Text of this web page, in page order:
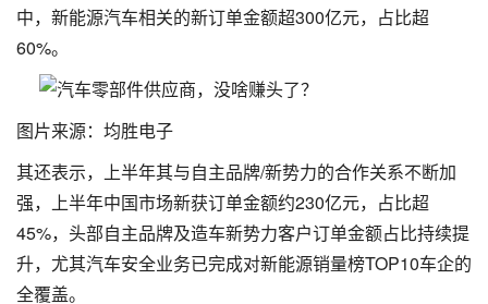
中，新能源汽车相关的新订单金额超300亿元，占比超
60%。
图片来源：均胜电子
其还表示，上半年其与自主品牌/新势力的合作关系不断加
强，上半年中国市场新获订单金额约230亿元，占比超
45%，头部自主品牌及造车新势力客户订单金额占比持续提
升，尤其汽车安全业务已完成对新能源销量榜TOP10车企的
全覆盖。